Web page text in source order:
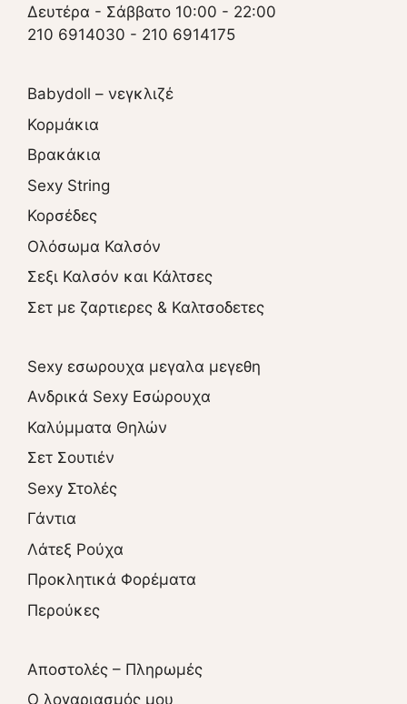
Δευτέρα - Σάββατο 10:00 - 22:00
210 6914030 - 210 6914175
Babydoll – νεγκλιζέ
Κορμάκια
Βρακάκια
Sexy String
Κορσέδες
Ολόσωμα Καλσόν
Σεξι Καλσόν και Κάλτσες
Σετ με ζαρτιερες & Καλτσοδετες
Sexy εσωρουχα μεγαλα μεγεθη
Ανδρικά Sexy Εσώρουχα
Καλύμματα Θηλών
Σετ Σουτιέν
Sexy Στολές
Γάντια
Λάτεξ Ρούχα
Προκλητικά Φορέματα
Περούκες
Αποστολές – Πληρωμές
O λογαριασμός μου